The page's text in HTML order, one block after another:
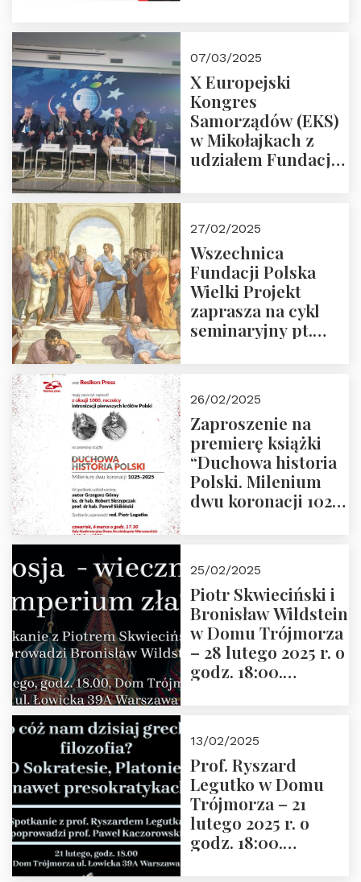
07/03/2025
X Europejski
Kongres
Samorządów (EKS)
w Mikołajkach z
udziałem Fundacji
27/02/2025
Wszechnica
Fundacji Polska
Wielki Projekt
zaprasza na cykl
seminaryjny pt.
26/02/2025
Zaproszenie na
premierę książki
“Duchowa historia
Polski. Milenium
dwu koronacji 1025-
2025 r. godz. 17:30,
DAW ul. Miodowa
17/19
25/02/2025
Piotr Skwieciński i
Bronisław Wildstein
w Domu Trójmorza
– 28 lutego 2025 r. o
godz. 18:00.
13/02/2025
Prof. Ryszard
Legutko w Domu
Trójmorza – 21
lutego 2025 r. o
godz. 18:00.